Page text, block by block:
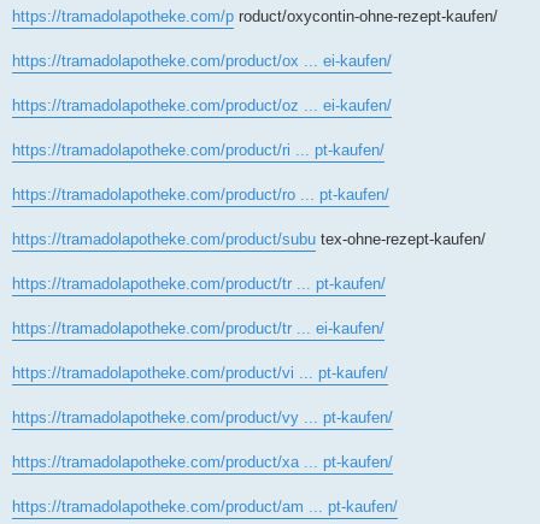
https://tramadolapotheke.com/p roduct/oxycontin-ohne-rezept-kaufen/
https://tramadolapotheke.com/product/ox ... ei-kaufen/
https://tramadolapotheke.com/product/oz ... ei-kaufen/
https://tramadolapotheke.com/product/ri ... pt-kaufen/
https://tramadolapotheke.com/product/ro ... pt-kaufen/
https://tramadolapotheke.com/product/subu tex-ohne-rezept-kaufen/
https://tramadolapotheke.com/product/tr ... pt-kaufen/
https://tramadolapotheke.com/product/tr ... ei-kaufen/
https://tramadolapotheke.com/product/vi ... pt-kaufen/
https://tramadolapotheke.com/product/vy ... pt-kaufen/
https://tramadolapotheke.com/product/xa ... pt-kaufen/
https://tramadolapotheke.com/product/am ... pt-kaufen/